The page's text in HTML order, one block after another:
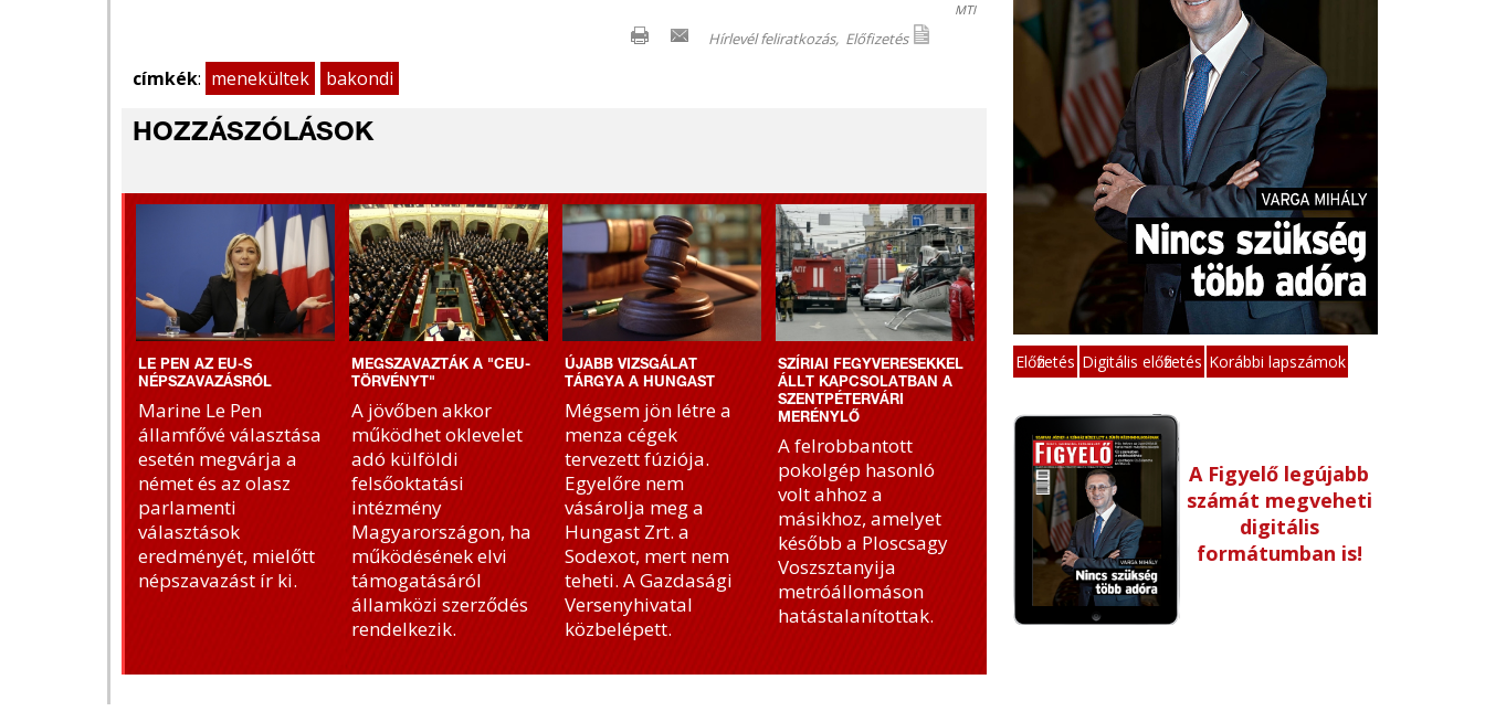
MTI
Előfizetés
Hírlevél feliratkozás,
címkék: menekültek bakondi
HOZZÁSZÓLÁSOK
LE PEN AZ EU-S
NÉPSZAVAZÁSRÓL
Marine Le Pen
államfővé választása
esetén megvárja a
német és az olasz
parlamenti
választások
eredményét, mielőtt
népszavazást ír ki.
MEGSZAVAZTÁK A "CEU-
TÖRVÉNYT"
A jövőben akkor
működhet oklevelet
adó külföldi
felsőoktatási
intézmény
Magyarországon, ha
működésének elvi
támogatásáról
államközi szerződés
rendelkezik.
ÚJABB VIZSGÁLAT
TÁRGYA A HUNGAST
Mégsem jön létre a
menza cégek
tervezett fúziója.
Egyelőre nem
vásárolja meg a
Hungast Zrt. a
Sodexot, mert nem
teheti. A Gazdasági
Versenyhivatal
közbelépett.
SZÍRIAI FEGYVERESEKKEL
ÁLLT KAPCSOLATBAN A
SZENTPÉTERVÁRI
MERÉNYLŐ
A felrobbantott
pokolgép hasonló
volt ahhoz a
másikhoz, amelyet
később a Ploscsagy
Voszsztanyija
metróállomáson
hatástalanítottak.
Előfizetés Digitális előfizetés Korábbi lapszámok
A Figyelő legújabb
számát megveheti
digitális
formátumban is!